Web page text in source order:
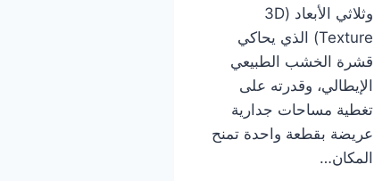
وثلاثي الأبعاد (3D
Texture) الذي يحاكي
قشرة الخشب الطبيعي
الإيطالي، وقدرته على
تغطية مساحات جدارية
عريضة بقطعة واحدة تمنح
المكان…